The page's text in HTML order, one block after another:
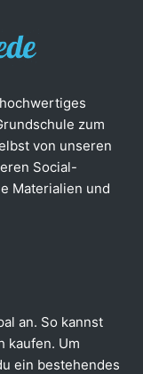
zum
von unseren
Social-
Materialien und
an. So kannst
kaufen. Um
ein bestehendes